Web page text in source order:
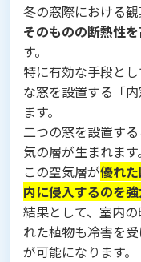
冬の窓際における
そのものの断熱性
す。
特に有効な手段と
な窓を設置する「
ます。
二つの窓を設置す
気の層が生まれます。
この空気層が優れ
内に侵入するのを
結果として、室内
れた植物も冷害を
が可能になります。